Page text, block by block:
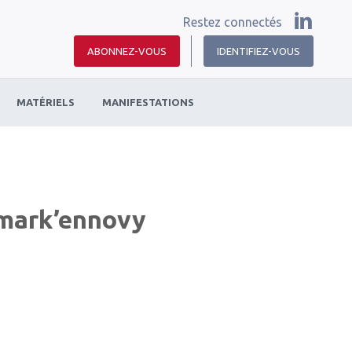
Restez connectés
ABONNEZ-VOUS IDENTIFIEZ-VOUS
MATÉRIELS MANIFESTATIONS